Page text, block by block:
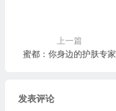
上一篇
蜜都：你身边的护肤专家
发表评论